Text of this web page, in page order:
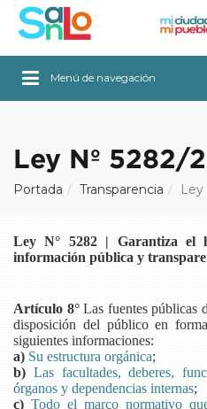
Menú de navegación
Ley Nº 5282/
Portada Transparencia Ley
Ley N° 5282 | Garantiza el
información pública y
Artículo 8°Las fuentes públicas
disposición del público en
siguientes informaciones:
a) Su estructura orgánica;
b) Las facultades, deberes,
órganos y dependencias internas;
c) Todo el marco normativo